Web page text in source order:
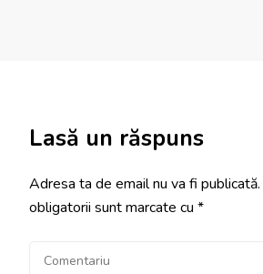
Lasă un răspuns
Adresa ta de email nu va fi publicată.
obligatorii sunt marcate cu *